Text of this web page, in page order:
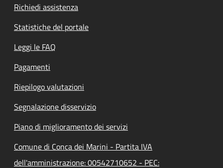
Richiedi assistenza
Statistiche del portale
Leggi le FAQ
Pagamenti
Riepilogo valutazioni
Segnalazione disservizio
Piano di miglioramento dei servizi
Comune di Conca dei Marini - Partita IVA
dell'amministrazione: 00542710652 - PEC: